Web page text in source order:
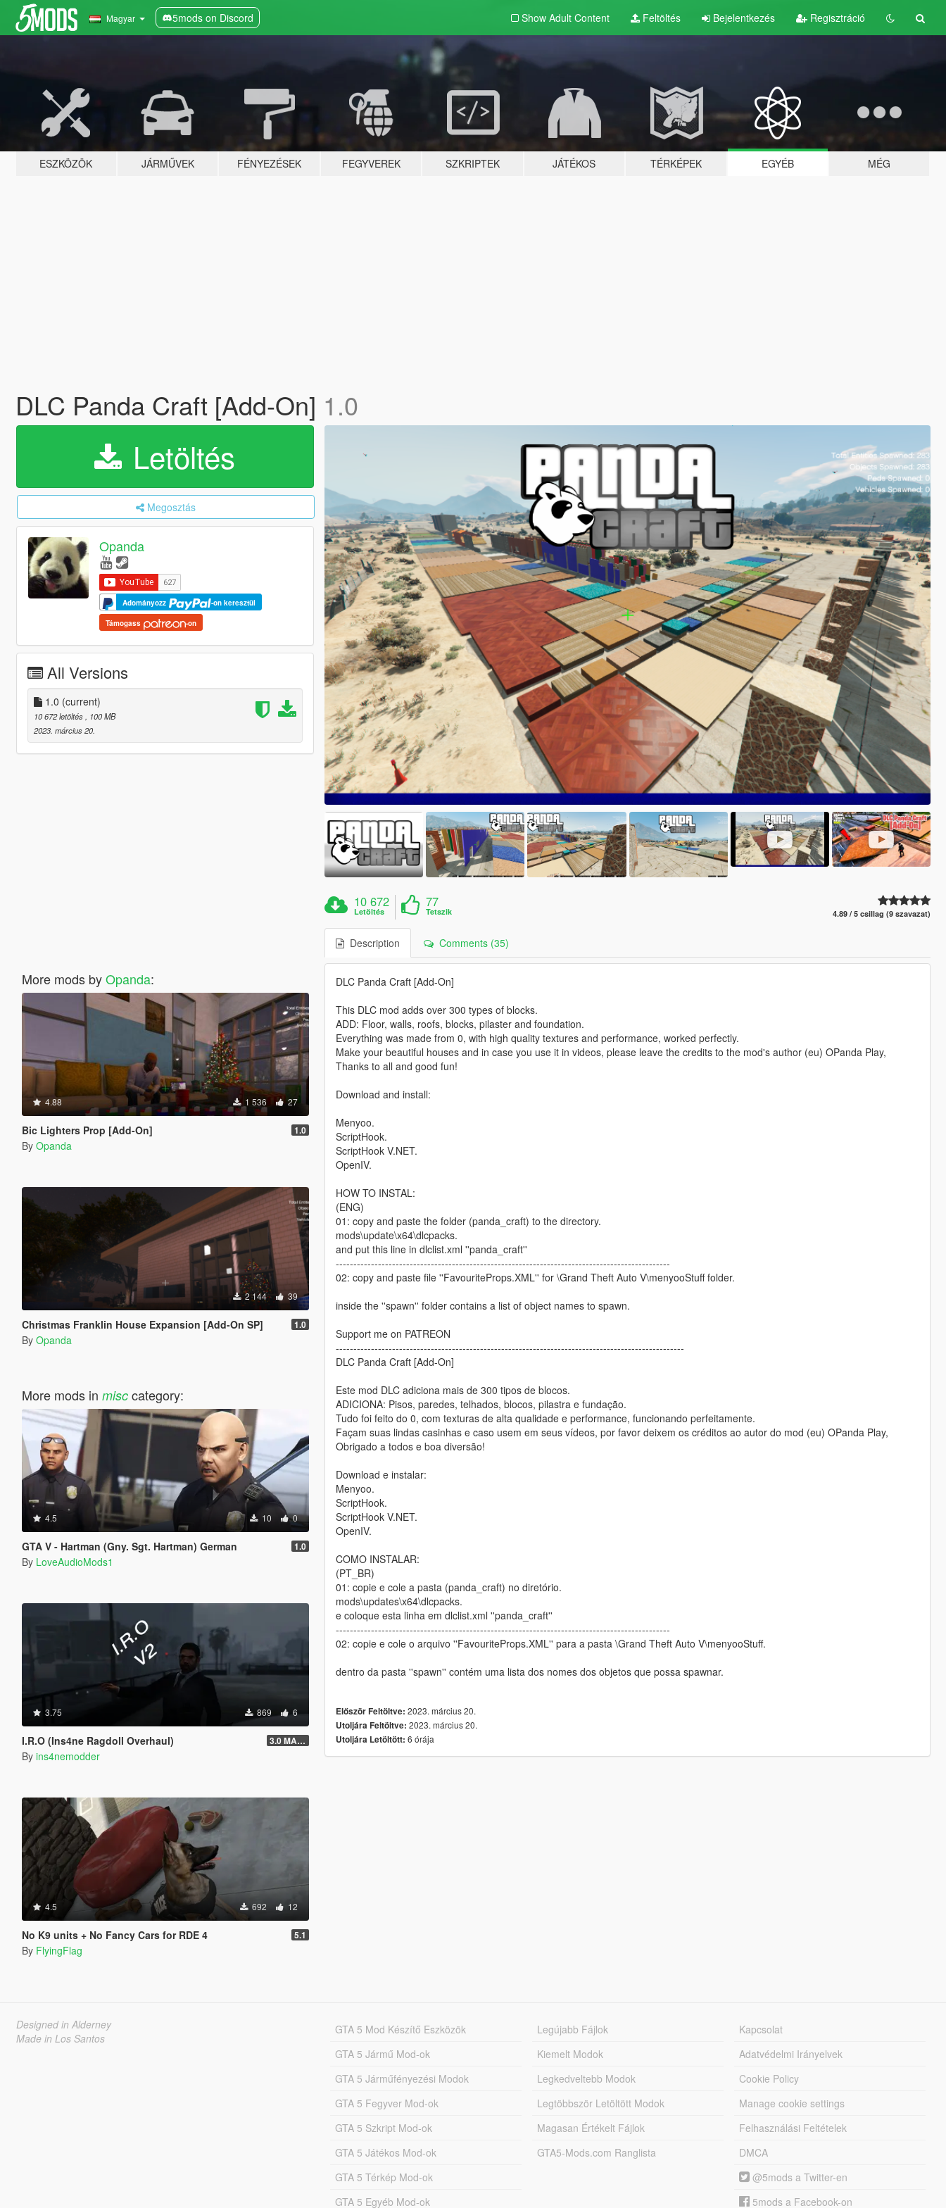
Magyar 5mods on Discord Show Adult Content Feltöltés Bejelentkezés Regisztráció
ESZKÖZÖK JÁRMŰVEK FÉNYEZÉSEK FEGYVEREK SZKRIPTEK JÁTÉKOS TÉRKÉPEK EGYÉB MÉG
DLC Panda Craft [Add-On] 1.0
Letöltés
Megosztás
Opanda
Adományozz -on keresztül
Támogass -on
All Versions
1.0 (current)
10 672 letöltés, 100 MB
2023. március 20.
More mods byOpanda:
4.88 1 536 27
Bic Lighters Prop [Add-On] 1.0
By Opanda
2 144 39
Christmas Franklin House Expansion [Add-On SP] 1.0
By Opanda
More mods in misccategory:
4.5 10 0
GTA V - Hartman (Gny. Sgt. Hartman) German 1.0
By LoveAudioMods1
3.75 869 6
I.R.O (Ins4ne Ragdoll Overhaul) 3.0 MASSIVE OVERHAUL
By ins4nemodder
4.5 692 12
No K9 units + No Fancy Cars for RDE 4 5.1
By FlyingFlag
10 672
Letöltés
77
Tetszik 4.89 / 5 csillag (9 szavazat)
Description Comments (35)
DLC Panda Craft [Add-On]
This DLC mod adds over 300 types of blocks.
ADD: Floor, walls, roofs, blocks, pilaster and foundation.
Everything was made from 0, with high quality textures and performance, worked perfectly.
Make your beautiful houses and in case you use it in videos, please leave the credits to the mod's author (eu) OPanda Play,
Thanks to all and good fun!
Download and install:
Menyoo.
ScriptHook.
ScriptHook V.NET.
OpenIV.
HOW TO INSTAL:
(ENG)
01: copy and paste the folder (panda_craft) to the directory.
mods\update\x64\dlcpacks.
and put this line in dlclist.xml ''panda_craft''
-----------------------------------------------------------------------------------------------
02: copy and paste file ''FavouriteProps.XML'' for \Grand Theft Auto V\menyooStuff folder.
inside the ''spawn'' folder contains a list of object names to spawn.
Support me on PATREON
---------------------------------------------------------------------------------------------------
DLC Panda Craft [Add-On]
Este mod DLC adiciona mais de 300 tipos de blocos.
ADICIONA: Pisos, paredes, telhados, blocos, pilastra e fundação.
Tudo foi feito do 0, com texturas de alta qualidade e performance, funcionando perfeitamente.
Façam suas lindas casinhas e caso usem em seus vídeos, por favor deixem os créditos ao autor do mod (eu) OPanda Play,
Obrigado a todos e boa diversão!
Download e instalar:
Menyoo.
ScriptHook.
ScriptHook V.NET.
OpenIV.
COMO INSTALAR:
(PT_BR)
01: copie e cole a pasta (panda_craft) no diretório.
mods\updates\x64\dlcpacks.
e coloque esta linha em dlclist.xml ''panda_craft''
-----------------------------------------------------------------------------------------------
02: copie e cole o arquivo ''FavouriteProps.XML'' para a pasta \Grand Theft Auto V\menyooStuff.
dentro da pasta ''spawn'' contém uma lista dos nomes dos objetos que possa spawnar.
Először Feltöltve: 2023. március 20.
Utoljára Feltöltve: 2023. március 20.
Utoljára Letöltött: 6 órája
Designed in Alderney
Made in Los Santos
GTA 5 Mod Készítő Eszközök
GTA 5 Jármű Mod-ok
GTA 5 Járműfényezési Modok
GTA 5 Fegyver Mod-ok
GTA 5 Szkript Mod-ok
GTA 5 Játékos Mod-ok
GTA 5 Térkép Mod-ok
GTA 5 Egyéb Mod-ok
Legújabb Fájlok
Kiemelt Modok
Legkedveltebb Modok
Legtöbbször Letöltött Modok
Magasan Értékelt Fájlok
GTA5-Mods.com Ranglista
Kapcsolat
Adatvédelmi Irányelvek
Cookie Policy
Manage cookie settings
Felhasználási Feltételek
DMCA
@5mods a Twitter-en
5mods a Facebook-on